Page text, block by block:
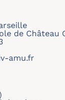
de Château
amu.fr